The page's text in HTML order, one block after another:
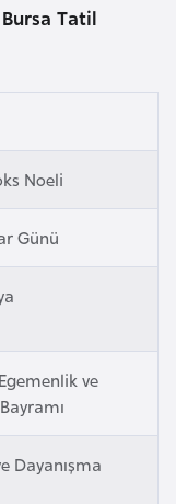
Tatil
Noeli
Günü
ve
Dayanışma